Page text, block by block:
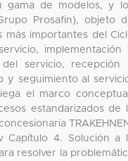
gama de modelos, y
Prosafin), objeto
más importantes del
implementación
servicio, recepción
y seguimiento al
el marco
estandarizados de
Capítulo 4. Solución a
resolver la